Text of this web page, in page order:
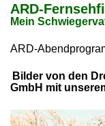
ARD-
Mein
ARD-
Bilder von den
GmbH mit